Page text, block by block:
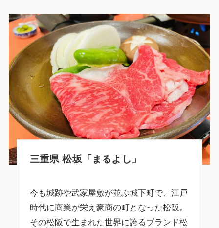
三重県 松坂「まるよし」
今も城跡や武家屋敷が並ぶ城下町で、江戸
時代に商業が栄え豪商の町となった松阪。
その松阪で生まれた世界に誇るブランド松